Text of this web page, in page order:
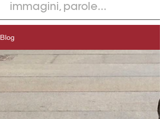
immagini, parole...
Blog